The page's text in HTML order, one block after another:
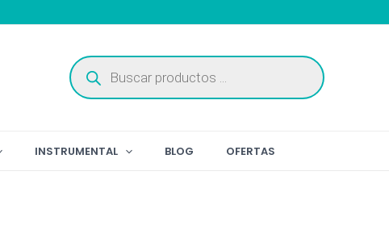
Búsqueda
de
productos
INSTRUMENTAL BLOG OFERTAS